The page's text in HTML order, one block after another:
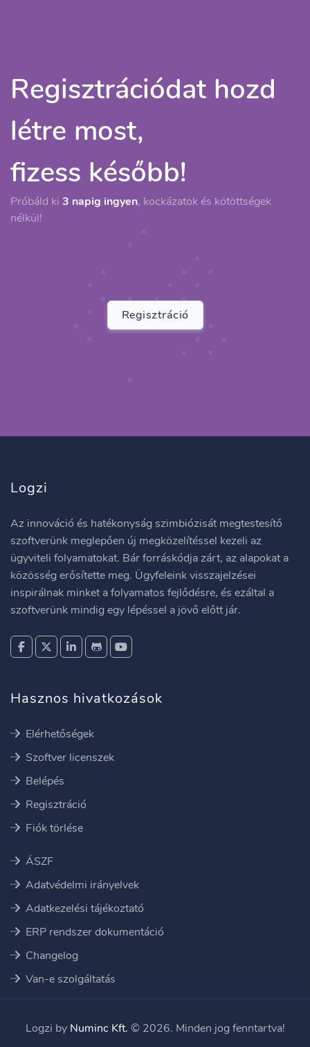
Regisztrációdat hozd
létre most,
fizess később!
Próbáld ki 3 napig ingyen, kockázatok és kötöttségek
nélkül!
Regisztráció
Logzi
Az innováció és hatékonyság szimbiózisát megtestesítő
szoftverünk meglepően új megközelítéssel kezeli az
ügyviteli folyamatokat. Bár forráskódja zárt, az alapokat a
közösség erősítette meg. Ügyfeleink visszajelzései
inspirálnak minket a folyamatos fejlődésre, és ezáltal a
szoftverünk mindig egy lépéssel a jövő előtt jár.
Hasznos hivatkozások
Elérhetőségek
Szoftver licenszek
Belépés
Regisztráció
Fiók törlése
ÁSZF
Adatvédelmi irányelvek
Adatkezelési tájékoztató
ERP rendszer dokumentáció
Changelog
Van-e szolgáltatás
Logzi by Numinc Kft. © 2026. Minden jog fenntartva!